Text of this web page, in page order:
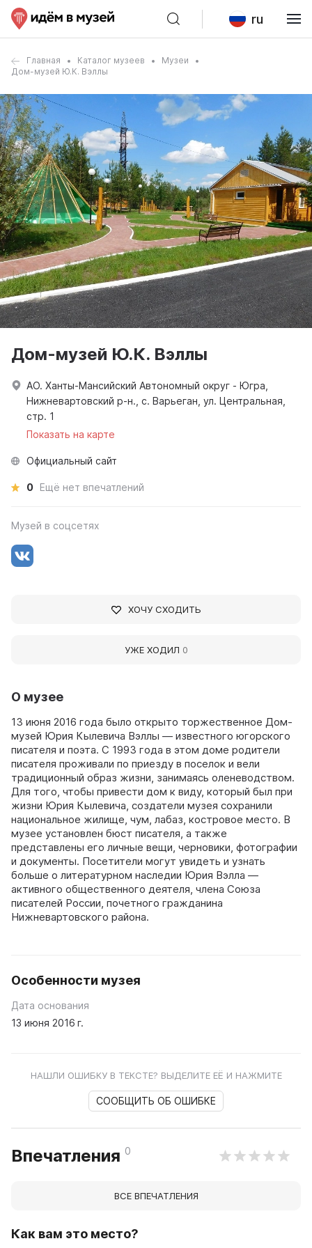
ru
Главная Каталог музеев
Музеи
Дом-музей Ю.К. Вэллы
О музее
13 июня 2016 года было открыто торжественное Дом-
музей Юрия Кылевича Вэллы — известного югорского
писателя и поэта. С 1993 года в этом доме родители
писателя проживали по приезду в поселок и вели
традиционный образ жизни, занимаясь оленеводством.
Для того, чтобы привести дом к виду, который был при
жизни Юрия Кылевича, создатели музея сохранили
национальное жилище, чум, лабаз, костровое место. В
музее установлен бюст писателя, а также
представлены его личные вещи, черновики, фотографии
и документы. Посетители могут увидеть и узнать
больше о литературном наследии Юрия Вэлла —
активного общественного деятеля, члена Союза
писателей России, почетного гражданина
Нижневартовского района.
Особенности музея
Дата основания
13 июня 2016 г.
НАШЛИ ОШИБКУ В ТЕКСТЕ? ВЫДЕЛИТЕ ЕЁ И НАЖМИТЕ
СООБЩИТЬ ОБ ОШИБКЕ
Впечатления 0
ВСЕ ВПЕЧАТЛЕНИЯ
Как вам это место?
Дом-музей Ю.К. Вэллы
АО. Ханты-Мансийский Автономный округ - Югра,
Нижневартовский р-н., с. Варьеган, ул. Центральная,
стр. 1
Показать на карте
Официальный сайт
0 Ещё нет впечатлений
Музей в соцсетях
ХОЧУ СХОДИТЬ
УЖЕ ХОДИЛ 0